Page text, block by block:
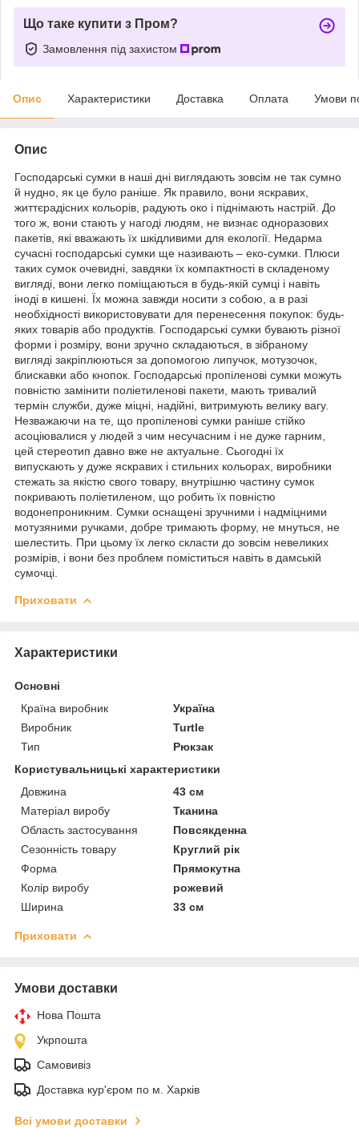
Що таке купити з Пром?
Замовлення під захистом
Опис Характеристики Доставка Оплата Умови
Опис
Господарські сумки в наші дні виглядають зовсім не так сумно
й нудно, як це було раніше. Як правило, вони яскравих,
життєрадісних кольорів, радують око і піднімають настрій. До
того ж, вони стають у нагоді людям, не визнає одноразових
пакетів, які вважають їх шкідливими для екології. Недарма
сучасні господарські сумки ще називають – еко-сумки. Плюси
таких сумок очевидні, завдяки їх компактності в складеному
вигляді, вони легко поміщаються в будь-якій сумці і навіть
іноді в кишені. Їх можна завжди носити з собою, а в разі
необхідності використовувати для перенесення покупок: будь-
яких товарів або продуктів. Господарські сумки бувають різної
форми і розміру, вони зручно складаються, в зібраному
вигляді закріплюються за допомогою липучок, мотузочок,
блискавки або кнопок. Господарські пропіленові сумки можуть
повністю замінити поліетиленові пакети, мають тривалий
термін служби, дуже міцні, надійні, витримують велику вагу.
Незважаючи на те, що пропіленові сумки раніше стійко
асоціювалися у людей з чим несучасним і не дуже гарним,
цей стереотип давно вже не актуальне. Сьогодні їх
випускають у дуже яскравих і стильних кольорах, виробники
стежать за якістю свого товару, внутрішню частину сумок
покривають поліетиленом, що робить їх повністю
водонепроникним. Сумки оснащені зручними і надміцними
мотузяними ручками, добре тримають форму, не мнуться, не
шелестить. При цьому їх легко скласти до зовсім невеликих
розмірів, і вони без проблем поміститься навіть в дамській
сумочці.
Приховати
Характеристики
Основні
Країна виробник
Україна
Виробник
Turtle
Тип
Рюкзак
Користувальницькі характеристики
Довжина
43 см
Матеріал виробу
Тканина
Область застосування
Повсякденна
Сезонність товару
Круглий рік
Форма
Прямокутна
Колір виробу
рожевий
Ширина
33 см
Приховати
Умови доставки
Нова Пошта
Укрпошта
Самовивіз
Доставка кур'єром по м. Харків
Всі умови доставки